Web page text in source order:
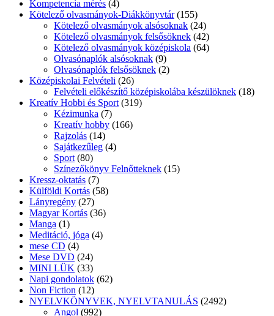
Kompetencia mérés (4)
Kötelező olvasmányok-Diákkönyvtár (155)
Kötelező olvasmányok alsósoknak (24)
Kötelező olvasmányok felsősöknek (42)
Kötelező olvasmányok középiskola (64)
Olvasónaplók alsósoknak (9)
Olvasónaplók felsősöknek (2)
Középiskolai Felvételi (26)
Felvételi előkészítő középiskolába készülöknek (18)
Kreatív Hobbi és Sport (319)
Kézimunka (7)
Kreatív hobby (166)
Rajzolás (14)
Sajátkezűleg (4)
Sport (80)
Színezőkönyv Felnőtteknek (15)
Kressz-oktatás (7)
Külföldi Kortás (58)
Lányregény (27)
Magyar Kortás (36)
Manga (1)
Meditáció, jóga (4)
mese CD (4)
Mese DVD (24)
MINI LÜK (33)
Napi gondolatok (62)
Non Fiction (12)
NYELVKÖNYVEK, NYELVTANULÁS (2492)
Angol (992)